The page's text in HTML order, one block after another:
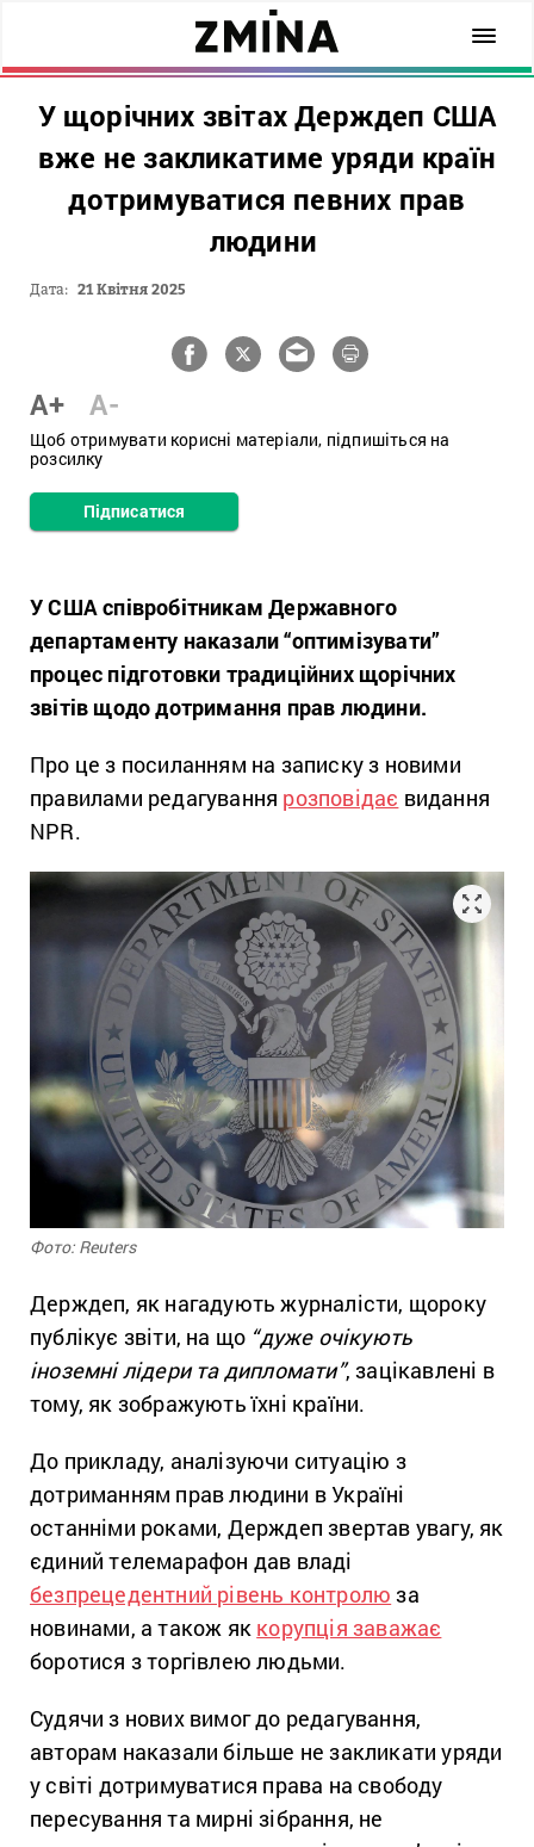
У щорічних звітах Держдеп США
вже не закликатиме уряди країн
дотримуватися певних прав
людини
Дата: 21 Квітня 2025
A+ A-
Щоб отримувати корисні матеріали, підпишіться на
розсилку
Підписатися
У США співробітникам Державного
департаменту наказали “оптимізувати”
процес підготовки традиційних щорічних
звітів щодо дотримання прав людини.
Про це з посиланням на записку з новими
правилами редагування розповідає видання
NPR.
Фото: Reuters
Держдеп, як нагадують журналісти, щороку
публікує звіти, на що “дуже очікують
іноземні лідери та дипломати”, зацікавлені в
тому, як зображують їхні країни.
До прикладу, аналізуючи ситуацію з
дотриманням прав людини в Україні
останніми роками, Держдеп звертав увагу, як
єдиний телемарафон дав владі
безпрецедентний рівень контролю за
новинами, а також як корупція заважає
боротися з торгівлею людьми.
Судячи з нових вимог до редагування,
авторам наказали більше не закликати уряди
у світі дотримуватися права на свободу
пересування та мирні зібрання, не